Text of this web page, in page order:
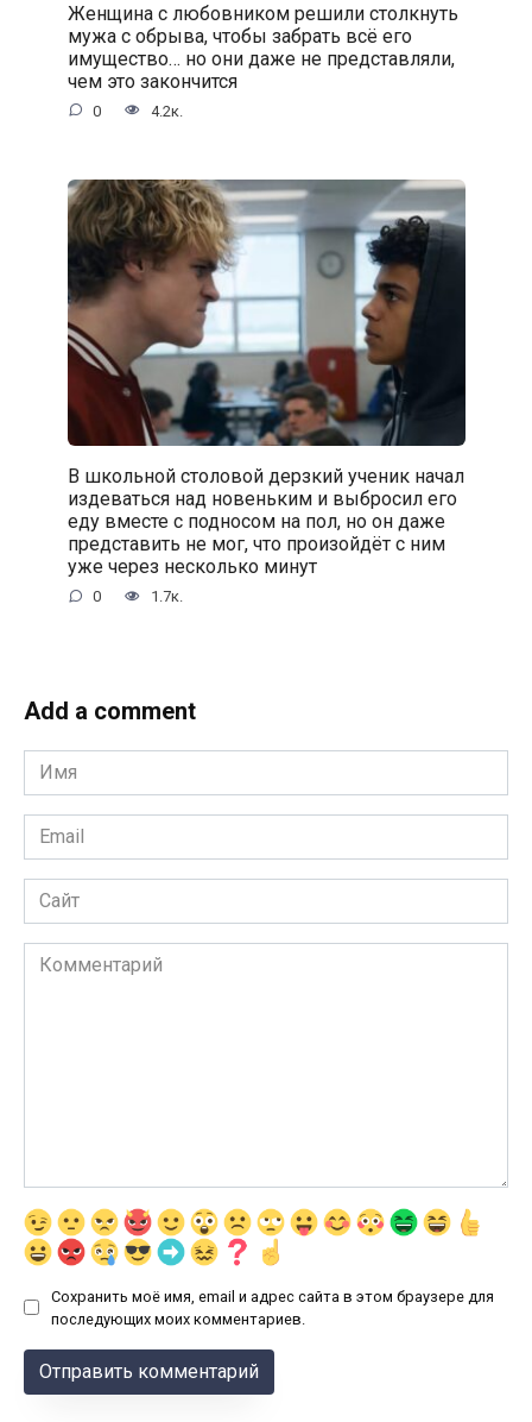
Женщина с любовником решили столкнуть
мужа с обрыва, чтобы забрать всё его
имущество… но они даже не представляли,
чем это закончится
0 4.2к.
В школьной столовой дерзкий ученик начал
издеваться над новеньким и выбросил его
еду вместе с подносом на пол, но он даже
представить не мог, что произойдёт с ним
уже через несколько минут
0 1.7к.
Add a comment
Имя
*
Email
*
Сайт
Комментарий
Сохранить моё имя, email и адрес сайта в этом браузере для
последующих моих комментариев.